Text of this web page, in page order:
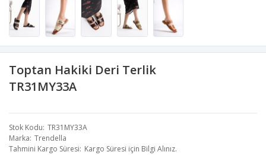
Toptan Hakiki Deri Terlik
TR31MY33A
Stok Kodu TR31MY33A
Marka Trendella
Tahmini Kargo Süresi Kargo Süresi için Bilgi Alınız.